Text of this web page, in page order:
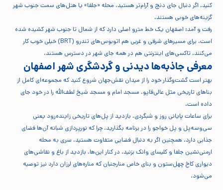
کنید. اگر دنبال جای دنج و آرام‌تر هستید، محله «جلفا» یا هتل‌های سمت جنوب شهر
گزینه‌های خوبی هستند.
رفت و آمد: اصفهان یک خط مترو اصلی دارد که از شمال تا جنوب شهر کشیده شده
است. برای مسیرهای شرقی و غربی هم اتوبوس‌های تندرو (BRT) خیلی خوب کار
می‌کنند. تاکسی‌های اینترنتی هم در همه جای شهر در دسترس هستند.
معرفی جاذبه‌ها دیدنی و گردشگری شهر اصفهان
بهتر است گشت‌وگذار خود را از میدان نقش‌جهان شروع کنید که مجموعه‌ای کامل از
بناهای تاریخی مثل عالی‌قاپو، مسجد امام و مسجد شیخ لطف‌الله را در خود جای
داده است.
برای ساعات پایانی روز و شبگردی، بازدید از پل‌های تاریخی زاینده‌رود یعنی
سی‌وسه‌پل و پل خواجو را در برنامه بگذارید، چرا که نورپردازی شبانه آن‌ها فضای
جذابی دارد. همچنین اگر به دنبال فضایی متفاوت هستید، سری به محله
ارمنی‌نشین جلفا و کلیسای وانک بزنید. در کنار این‌ها، بازدید از باغ و نقاشی‌های
دیواری کاخ چهل‌ستون و بنای خاص منارجنبان که مناره‌های لرزان دارد نیز توصیه
می‌شود.